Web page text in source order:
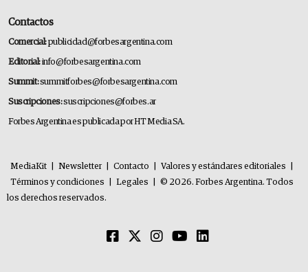
Contactos
Comercial:publicidad@forbesargentina.com
Editorial:info@forbesargentina.com
Summit:summitforbes@forbesargentina.com
Suscripciones:suscripciones@forbes.ar
Forbes Argentina es publicada por HT Media SA.
MediaKit Newsletter Contacto Valores y estándares editoriales
Términos y condiciones
Legales
© 2026. Forbes Argentina. Todos
los derechos reservados.